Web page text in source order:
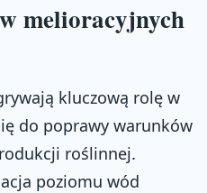
melioracyjnych
kluczową rolę w
do poprawy warunków
roślinnej.
poziomu wód